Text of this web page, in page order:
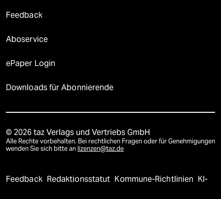
Feedback
Aboservice
ePaper Login
Downloads für Abonnierende
© 2026 taz Verlags und Vertriebs GmbH
Alle Rechte vorbehalten. Bei rechtlichen Fragen oder für Genehmigungen
wenden Sie sich bitte an lizenzen@taz.de
Feedback Redaktionsstatut Kommune-Richtlinien KI-